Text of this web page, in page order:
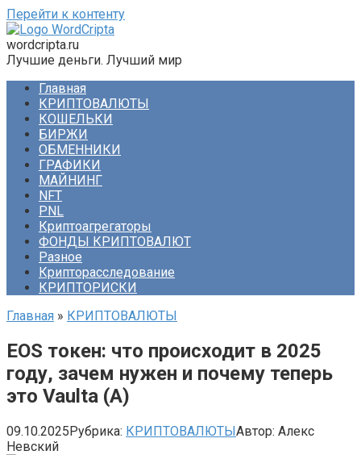
Перейти к контенту
wordcripta.ru
Лучшие деньги. Лучший мир
Главная
КРИПТОВАЛЮТЫ
КОШЕЛЬКИ
БИРЖИ
ОБМЕННИКИ
ГРАФИКИ
МАЙНИНГ
NFT
PNL
Криптоагрегаторы
ФОНДЫ КРИПТОВАЛЮТ
Разное
Крипторасследование
КРИПТОРИСКИ
Главная » КРИПТОВАЛЮТЫ
EOS токен: что происходит в 2025
году, зачем нужен и почему теперь
это Vaulta (A)
09.10.2025Рубрика: КРИПТОВАЛЮТЫАвтор: Алекс
Невский